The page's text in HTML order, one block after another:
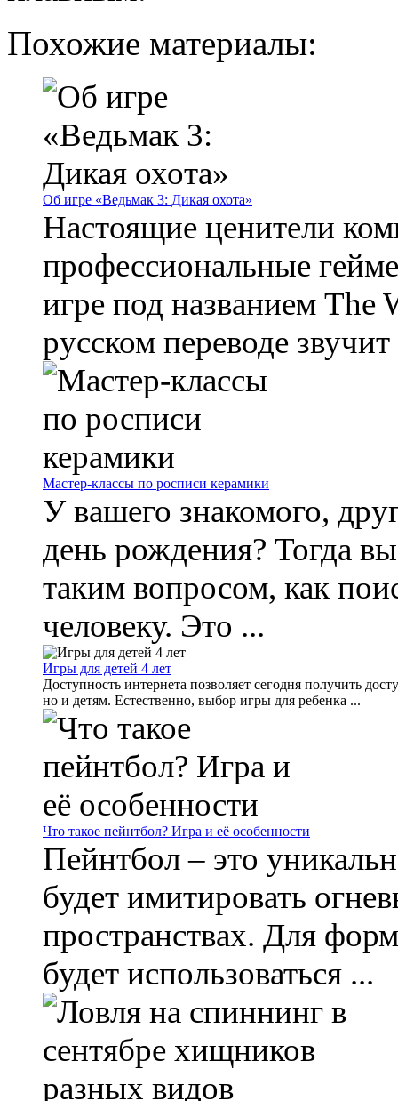
Похожие материалы:
Об игре «Ведьмак 3: Дикая охота»
Настоящие ценители
профессиональные
игре под названием The
русском переводе
Мастер-классы по росписи керамики
У вашего знакомого,
день рождения? Тогда
таким вопросом, как
человеку. Это ...
Игры для детей 4 лет
Доступность интернета позволяет сегодня получить
но и детям. Естественно, выбор игры для ребенка ...
Что такое пейнтбол? Игра и её особенности
Пейнтбол – это
будет имитировать
пространствах. Для
будет использоваться ...